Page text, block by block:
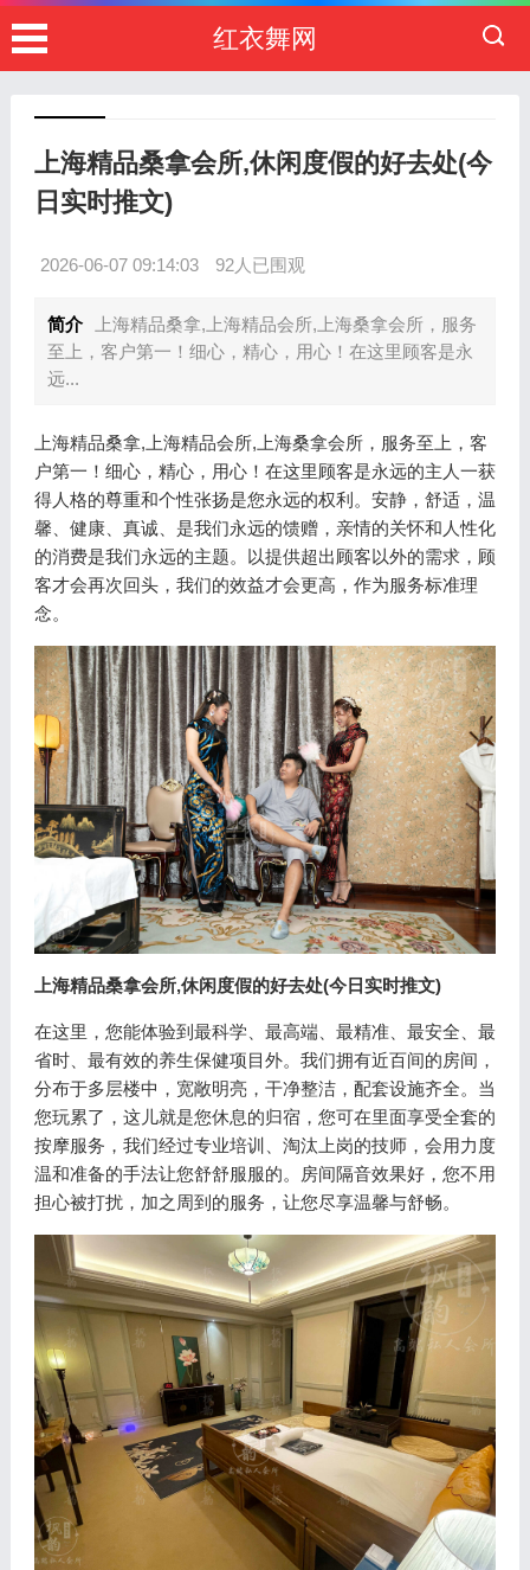
红衣舞网
上海精品桑拿会所,休闲度假的好去处(今
日实时推文)
2026-06-07 09:14:03 92人已围观
简介
上海精品桑拿,上海精品会所,上海桑拿会所，服务
至上，客户第一！细心，精心，用心！在这里顾客是永
远...
上海精品桑拿,上海精品会所,上海桑拿会所，服务至上，客
户第一！细心，精心，用心！在这里顾客是永远的主人一获
得人格的尊重和个性张扬是您永远的权利。安静，舒适，温
馨、健康、真诚、是我们永远的馈赠，亲情的关怀和人性化
的消费是我们永远的主题。以提供超出顾客以外的需求，顾
客才会再次回头，我们的效益才会更高，作为服务标准理
念。
上海精品桑拿会所,休闲度假的好去处(今日实时推文)
在这里，您能体验到最科学、最高端、最精准、最安全、最
省时、最有效的养生保健项目外。我们拥有近百间的房间，
分布于多层楼中，宽敞明亮，干净整洁，配套设施齐全。当
您玩累了，这儿就是您休息的归宿，您可在里面享受全套的
按摩服务，我们经过专业培训、淘汰上岗的技师，会用力度
温和准备的手法让您舒舒服服的。房间隔音效果好，您不用
担心被打扰，加之周到的服务，让您尽享温馨与舒畅。